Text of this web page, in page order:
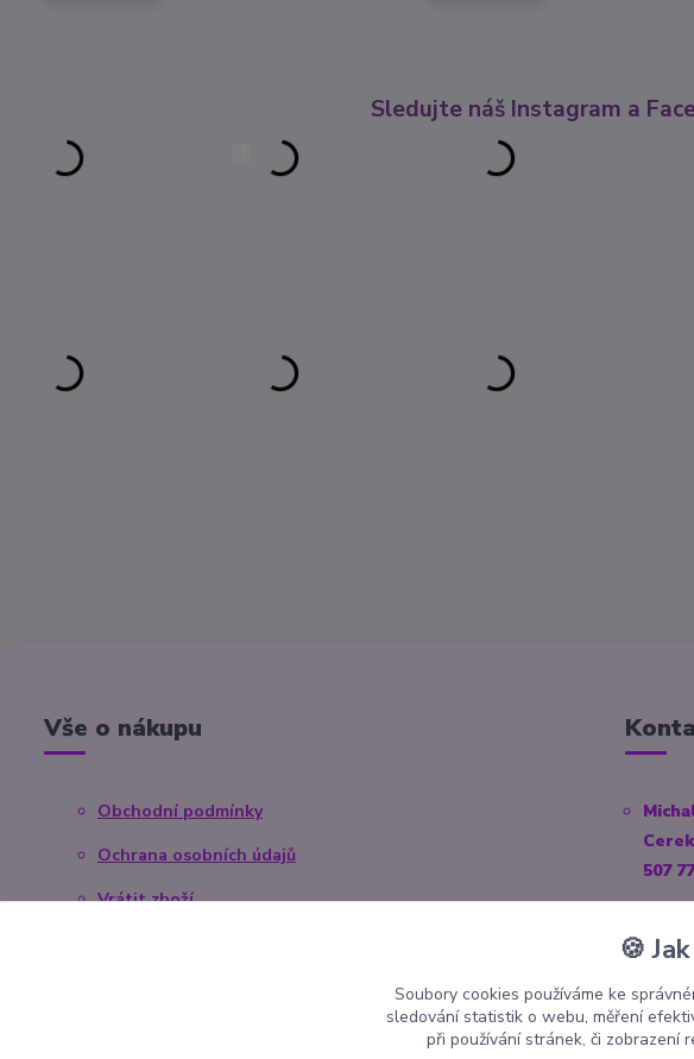
Sledujte náš Instagram a
Vše o nákupu
Obchodní podmínky
Ochrana osobních údajů
Vrátit zboží
507
IČO:
Číslo
🍪
Soubory cookies používáme ke
sledování statistik o webu, měření
při používání stránek, či zobrazení